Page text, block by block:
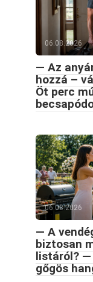
06.08.2026
— Az
hozzá –
Öt perc
06.08.2026
— A
biztosan
listáról? —
gőgös